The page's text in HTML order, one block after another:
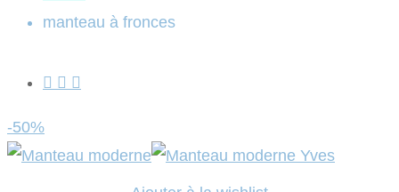
manteau à fronces
-50%